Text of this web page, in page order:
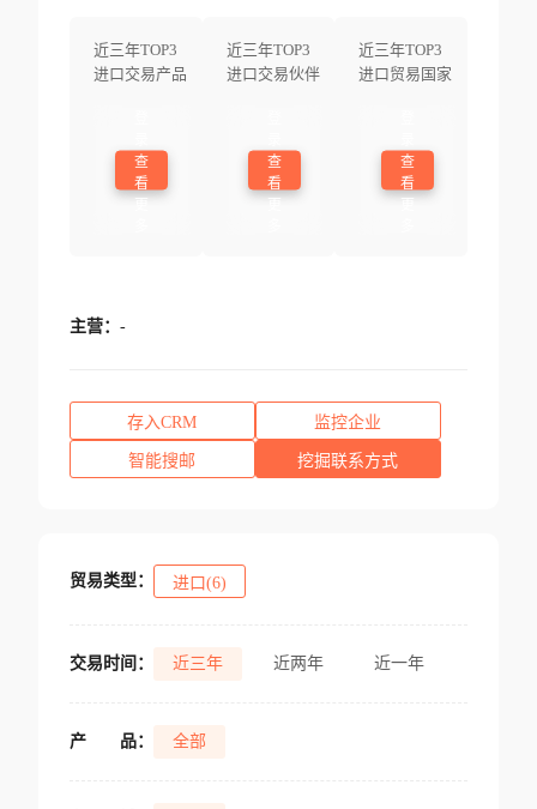
近三年TOP3
进口交易产品
查
看
近三年TOP3
进口交易伙伴
查
看
近三年TOP3
进口贸易国家
查
看
主营： -
存入CRM 监控企业
智能搜邮 挖掘联系方式
贸易类型： 进口(6)
交易时间： 近三年 近两年 近一年
产 品： 全部